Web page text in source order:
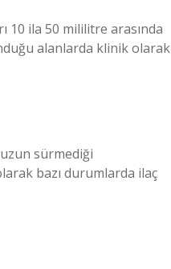
10 ila 50 mililitre arasında
alanlarda klinik olarak
sürmediği
bazı durumlarda ilaç